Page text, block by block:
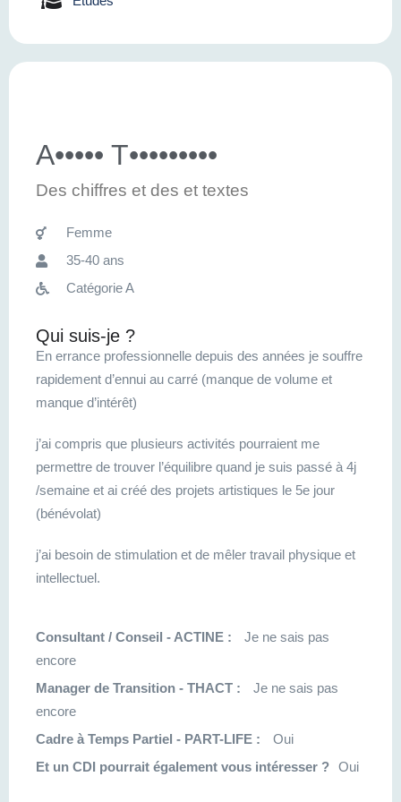
A••••• T•••••••••
Des chiffres et des et textes
Femme
35-40 ans
Catégorie A
Qui suis-je ?
En errance professionnelle depuis des années je souffre
rapidement d’ennui au carré (manque de volume et
manque d’intérêt)
j’ai compris que plusieurs activités pourraient me
permettre de trouver l’équilibre quand je suis passé à 4j
/semaine et ai créé des projets artistiques le 5e jour
(bénévolat)
j’ai besoin de stimulation et de mêler travail physique et
intellectuel.
Consultant / Conseil - ACTINE :
Je ne sais pas
encore
Manager de Transition - THACT :
Je ne sais pas
encore
Cadre à Temps Partiel - PART-LIFE :
Oui
Et un CDI pourrait également vous intéresser ? Oui